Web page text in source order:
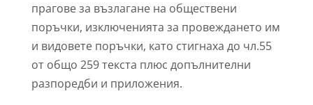
прагове за възлагане на обществени
поръчки, изключенията за провеждането им
и видовете поръчки, като стигнаха до чл.55
от общо 259 текста плюс допълнителни
разпоредби и приложения.